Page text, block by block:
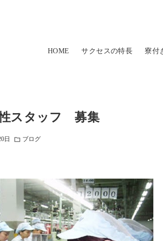
HOME サクセスの特長 寮付
スタッフ 募集
日 ブログ